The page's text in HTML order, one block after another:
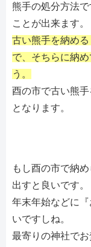
熊手の処分方法
ことが出来ます。
古い熊手を納める
で、そちらに納
う。
酉の市で古い熊
となります。
もし酉の市で納
出すと良いです。
年末年始などに
いですしね。
最寄りの神社で